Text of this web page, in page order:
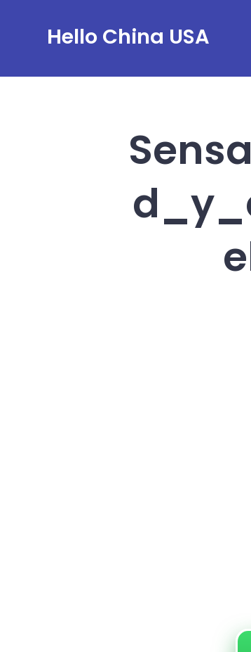
Hello China USA